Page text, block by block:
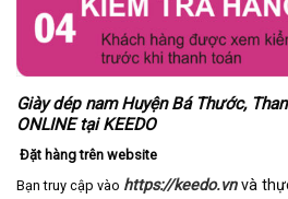
Giày dép nam Huyện Bá Thước,
ONLINE tại KEEDO
Đặt hàng trên website
Bạn truy cập vào https://keedo.vnvà